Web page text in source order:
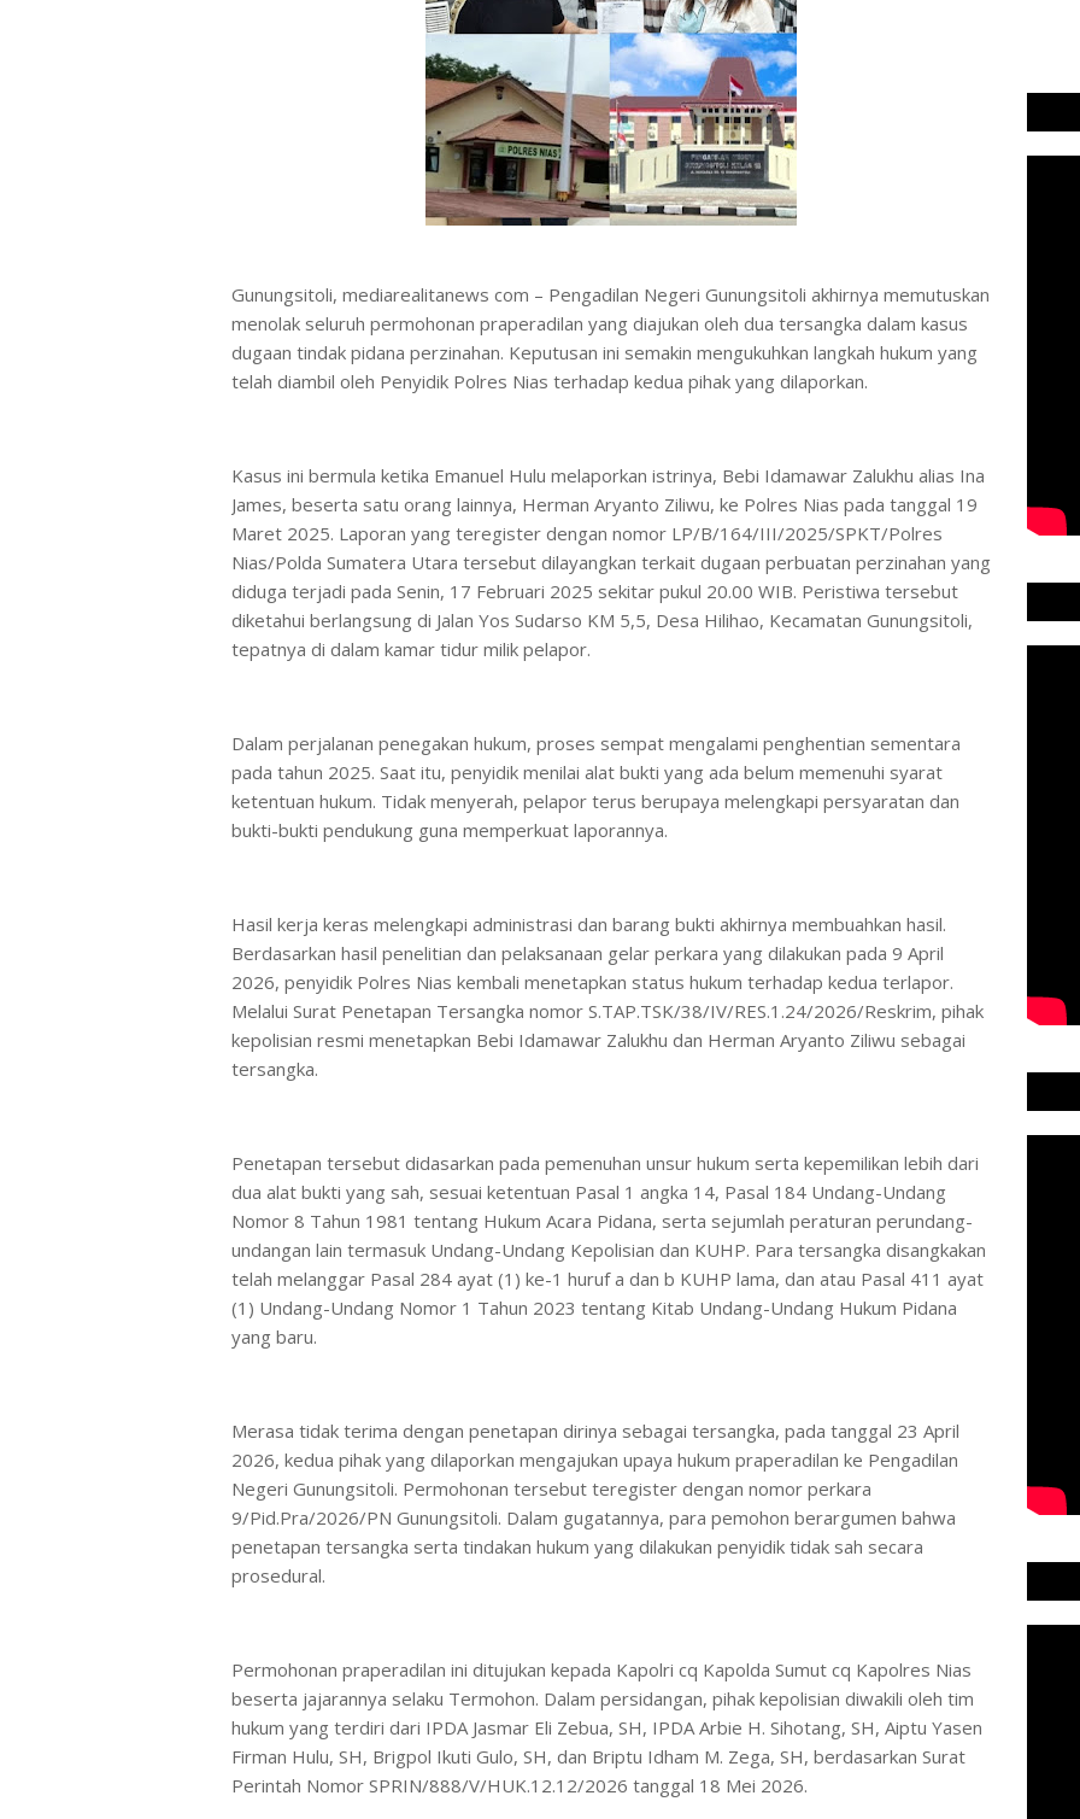
Gunungsitoli, mediarealitanews com – Pengadilan Negeri Gunungsitoli akhirnya memutuskan
menolak seluruh permohonan praperadilan yang diajukan oleh dua tersangka dalam kasus
dugaan tindak pidana perzinahan. Keputusan ini semakin mengukuhkan langkah hukum yang
telah diambil oleh Penyidik Polres Nias terhadap kedua pihak yang dilaporkan.
Kasus ini bermula ketika Emanuel Hulu melaporkan istrinya, Bebi Idamawar Zalukhu alias Ina
James, beserta satu orang lainnya, Herman Aryanto Ziliwu, ke Polres Nias pada tanggal 19
Maret 2025. Laporan yang teregister dengan nomor LP/B/164/III/2025/SPKT/Polres
Nias/Polda Sumatera Utara tersebut dilayangkan terkait dugaan perbuatan perzinahan yang
diduga terjadi pada Senin, 17 Februari 2025 sekitar pukul 20.00 WIB. Peristiwa tersebut
diketahui berlangsung di Jalan Yos Sudarso KM 5,5, Desa Hilihao, Kecamatan Gunungsitoli,
tepatnya di dalam kamar tidur milik pelapor.
Dalam perjalanan penegakan hukum, proses sempat mengalami penghentian sementara
pada tahun 2025. Saat itu, penyidik menilai alat bukti yang ada belum memenuhi syarat
ketentuan hukum. Tidak menyerah, pelapor terus berupaya melengkapi persyaratan dan
bukti-bukti pendukung guna memperkuat laporannya.
Hasil kerja keras melengkapi administrasi dan barang bukti akhirnya membuahkan hasil.
Berdasarkan hasil penelitian dan pelaksanaan gelar perkara yang dilakukan pada 9 April
2026, penyidik Polres Nias kembali menetapkan status hukum terhadap kedua terlapor.
Melalui Surat Penetapan Tersangka nomor S.TAP.TSK/38/IV/RES.1.24/2026/Reskrim, pihak
kepolisian resmi menetapkan Bebi Idamawar Zalukhu dan Herman Aryanto Ziliwu sebagai
tersangka.
Penetapan tersebut didasarkan pada pemenuhan unsur hukum serta kepemilikan lebih dari
dua alat bukti yang sah, sesuai ketentuan Pasal 1 angka 14, Pasal 184 Undang-Undang
Nomor 8 Tahun 1981 tentang Hukum Acara Pidana, serta sejumlah peraturan perundang-
undangan lain termasuk Undang-Undang Kepolisian dan KUHP. Para tersangka disangkakan
telah melanggar Pasal 284 ayat (1) ke-1 huruf a dan b KUHP lama, dan atau Pasal 411 ayat
(1) Undang-Undang Nomor 1 Tahun 2023 tentang Kitab Undang-Undang Hukum Pidana
yang baru.
Merasa tidak terima dengan penetapan dirinya sebagai tersangka, pada tanggal 23 April
2026, kedua pihak yang dilaporkan mengajukan upaya hukum praperadilan ke Pengadilan
Negeri Gunungsitoli. Permohonan tersebut teregister dengan nomor perkara
9/Pid.Pra/2026/PN Gunungsitoli. Dalam gugatannya, para pemohon berargumen bahwa
penetapan tersangka serta tindakan hukum yang dilakukan penyidik tidak sah secara
prosedural.
Permohonan praperadilan ini ditujukan kepada Kapolri cq Kapolda Sumut cq Kapolres Nias
beserta jajarannya selaku Termohon. Dalam persidangan, pihak kepolisian diwakili oleh tim
hukum yang terdiri dari IPDA Jasmar Eli Zebua, SH, IPDA Arbie H. Sihotang, SH, Aiptu Yasen
Firman Hulu, SH, Brigpol Ikuti Gulo, SH, dan Briptu Idham M. Zega, SH, berdasarkan Surat
Perintah Nomor SPRIN/888/V/HUK.12.12/2026 tanggal 18 Mei 2026.